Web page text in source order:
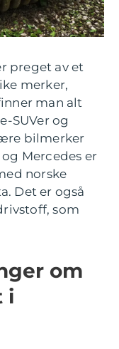
preget av et
merker,
man alt
SUVer og
bilmerker
Mercedes er
norske
Det er også
som
om
i